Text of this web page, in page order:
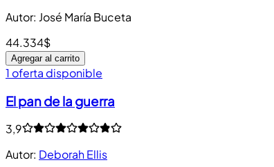
Autor: José María Buceta
44.334$
Agregar al carrito
1 oferta disponible
El pan de la guerra
3,9
Autor: Deborah Ellis